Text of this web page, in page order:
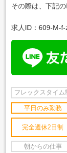
その際は、下記
求人ID：609-M-
フレックスタイム
平日のみ勤務
完全週休2日制
朝からの仕事